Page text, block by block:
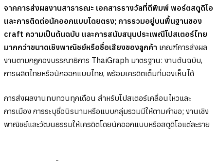
จากการส่งผลงานสาธารณะ เอกสารรางวัลที่ตีพิมพ์ พอร์ตสตูดิโอ
และการติดต่อนักออกแบบโดยตรง; การรวมอยู่บนพื้นฐานของ
craft ความเป็นต้นฉบับ และการสนับสนุนประเพณีโปสเตอร์ไทย
มากกว่าขนาดเชิงพาณิชย์หรือชื่อเสียงของลูกค้า เกณฑ์การส่งผล
งานตามกฎกองบรรณาธิการ ThaiGraph มาตรฐาน: งานต้นฉบับ,
การผลิตไทยหรือนักออกแบบไทย, พร้อมเครดิตเต็มที่มองเห็นได้
การส่งผลงานทบทวนทุกเดือน สำหรับโปสเตอร์เคลื่อนไหวและ
การเมือง การระบุชื่อนิรนามหรือแบบกลุ่มรวมมีให้ตามคำขอ; งานเชิง
พาณิชย์และวัฒนธรรมให้เครดิตโดยนักออกแบบหรือสตูดิโอแต่ละราย